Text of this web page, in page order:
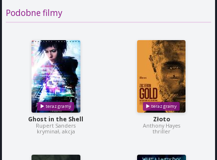
Podobne filmy
Ghost in the Shell
Rupert Sanders
kryminał, akcja
Złoto
Anthony Hayes
thriller